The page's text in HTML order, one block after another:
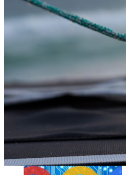
L’intelligence artificielle de